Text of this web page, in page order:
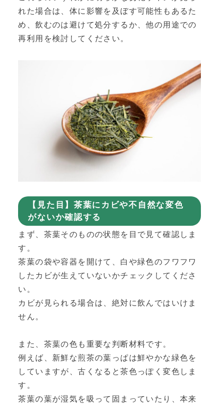
れた場合は、体に影響を及ぼす可能性もあるた
め、飲むのは避けて処分するか、他の用途での
再利用を検討してください。
【見た目】茶葉にカビや不自然な変色
がないか確認する
まず、茶葉そのものの状態を目で見て確認しま
す。
茶葉の袋や容器を開けて、白や緑色のフワフワ
したカビが生えていないかチェックしてくださ
い。
カビが見られる場合は、絶対に飲んではいけま
せん。
また、茶葉の色も重要な判断材料です。
例えば、新鮮な煎茶の葉っぱは鮮やかな緑色を
していますが、古くなると茶色っぽく変色しま
す。
茶葉の葉が湿気を吸って固まっていたり、本来